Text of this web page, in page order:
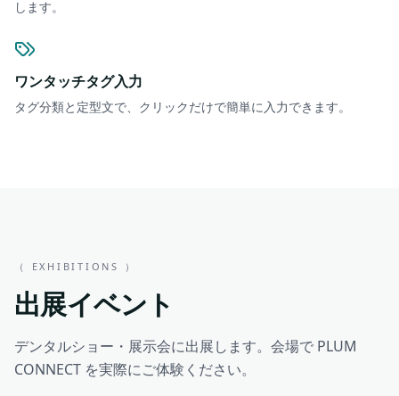
します。
ワンタッチタグ入力
タグ分類と定型文で、クリックだけで簡単に入力できます。
（ EXHIBITIONS ）
出展イベント
デンタルショー・展示会に出展します。会場で PLUM
CONNECT を実際にご体験ください。